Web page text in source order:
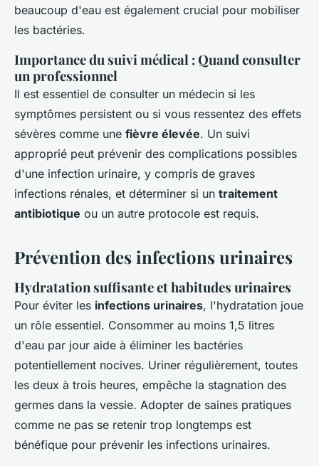
beaucoup d'eau est également crucial pour mobiliser
les bactéries.
Importance du suivi médical : Quand consulter
un professionnel
Il est essentiel de consulter un médecin si les
symptômes persistent ou si vous ressentez des effets
sévères comme une fièvre élevée. Un suivi
approprié peut prévenir des complications possibles
d'une infection urinaire, y compris de graves
infections rénales, et déterminer si un traitement
antibiotique ou un autre protocole est requis.
Prévention des infections urinaires
Hydratation suffisante et habitudes urinaires
Pour éviter les infections urinaires, l'hydratation joue
un rôle essentiel. Consommer au moins 1,5 litres
d'eau par jour aide à éliminer les bactéries
potentiellement nocives. Uriner régulièrement, toutes
les deux à trois heures, empêche la stagnation des
germes dans la vessie. Adopter de saines pratiques
comme ne pas se retenir trop longtemps est
bénéfique pour prévenir les infections urinaires.